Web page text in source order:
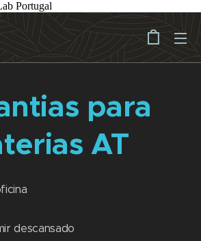
Portugal
para
AT
descansado